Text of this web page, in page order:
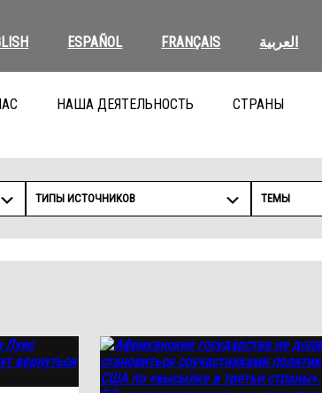
ESPAÑOL FRANÇAIS العربية
НАША ДЕЯТЕЛЬНОСТЬ СТРАНЫ
ТИПЫ ИСТОЧНИКОВ ТЕМЫ